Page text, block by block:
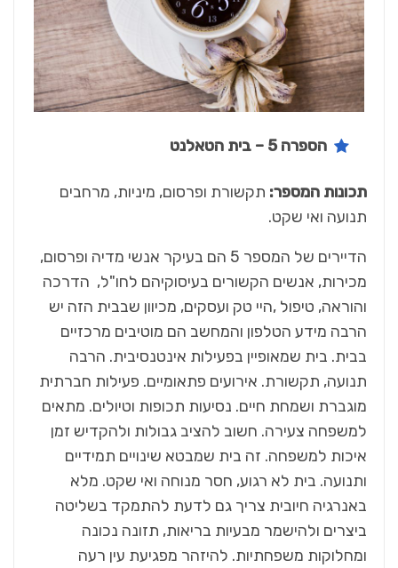
הספרה 5 – בית הטאלנט
תכונות המספר: תקשורת ופרסום, מיניות, מרחבים
תנועה ואי שקט.
הדיירים של המספר 5 הם בעיקר אנשי מדיה ופרסום,
מכירות, אנשים הקשורים בעיסוקיהם לחו"ל, הדרכה
והוראה, טיפול ,היי טק ועסקים, מכיוון שבבית הזה יש
הרבה מידע הטלפון והמחשב הם מוטיבים מרכזיים
בבית. בית שמאופיין בפעילות אינטנסיבית. הרבה
תנועה, תקשורת. אירועים פתאומיים. פעילות חברתית
מוגברת ושמחת חיים. נסיעות תכופות וטיולים. מתאים
למשפחה צעירה. חשוב להציב גבולות ולהקדיש זמן
איכות למשפחה. זה בית שמבטא שינויים תמידיים
ותנועה. בית לא רגוע, חסר מנוחה ואי שקט. מלא
באנרגיה חיובית צריך גם לדעת להתמקד בשליטה
ביצרים ולהישמר מבעיות בריאות, תזונה נכונה
ומחלוקות משפחתיות. להיזהר מפגיעת עין רעה